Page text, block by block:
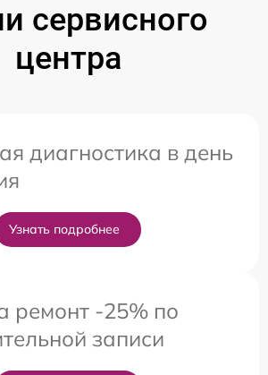
сервисного
центра
диагностика в день
Узнать подробнее
ремонт -25% по
записи